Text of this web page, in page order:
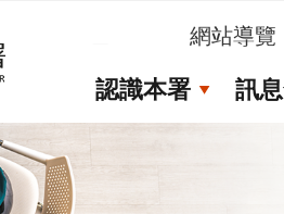
網站導覽
認識本署 訊